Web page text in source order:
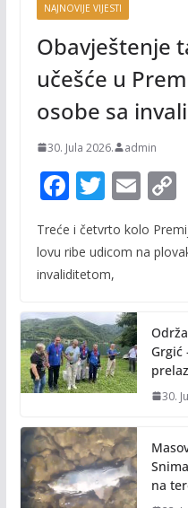
NAJNOVIJE VIJESTI
Obavještenje
učešće u
osobe sa
30. Jula 2026. admin
F
ac
e
b
o
k
T
w
itt
er
E
m
ai
C
Treće i četvrto kolo
lovu ribe udicom na
invaliditetom,
Grgić
30.
na